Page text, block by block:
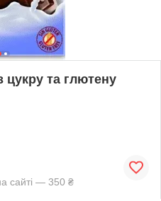
та глютену
сайті — 350 ₴